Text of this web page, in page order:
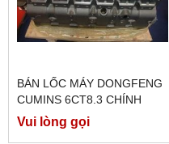
BÁN LỐC MÁY DONGFENG
CUMINS 6CT8.3 CHÍNH
HÃNG
Vui lòng gọi